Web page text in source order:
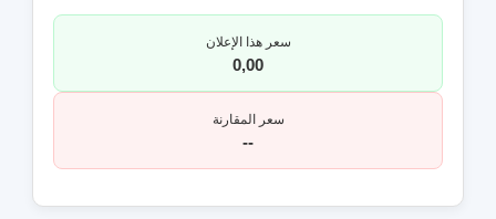
سعر هذا الإعلان
0,00
سعر المقارنة
--